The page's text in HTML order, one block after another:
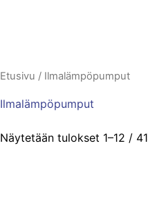
Etusivu / Ilmalämpöpumput
Ilmalämpöpumput
Näytetään tulokset 1–12 / 41